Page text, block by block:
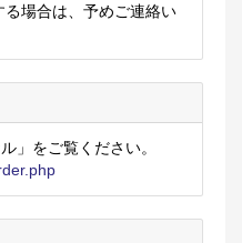
場合は、予めご連絡い
」をご覧ください。